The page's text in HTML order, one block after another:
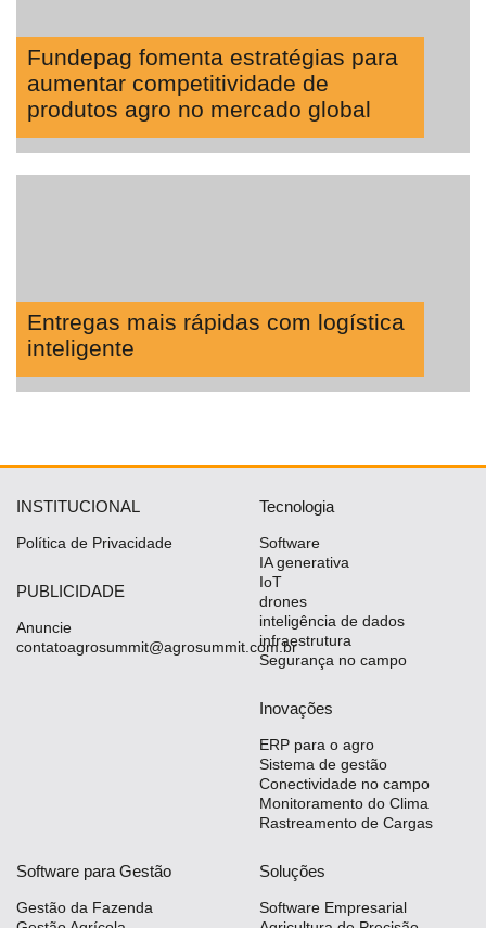
Fundepag fomenta estratégias para
aumentar competitividade de
produtos agro no mercado global
Entregas mais rápidas com logística
inteligente
INSTITUCIONAL
Política de Privacidade
PUBLICIDADE
Anuncie
contatoagrosummit@agrosummit.com.br
Tecnologia
Software
IA generativa
IoT
drones
inteligência de dados
infraestrutura
Segurança no campo
Inovações
ERP para o agro
Sistema de gestão
Conectividade no campo
Monitoramento do Clima
Rastreamento de Cargas
Software para Gestão
Gestão da Fazenda
Soluções
Software Empresarial